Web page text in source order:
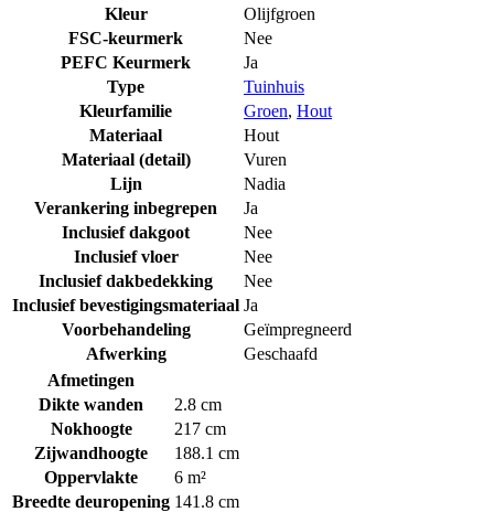
Kleur
Olijfgroen
FSC-keurmerk
Nee
PEFC Keurmerk
Ja
Type
Tuinhuis
Kleurfamilie
Groen, Hout
Materiaal
Hout
Materiaal (detail)
Vuren
Lijn
Nadia
Verankering inbegrepen
Ja
Inclusief dakgoot
Nee
Inclusief vloer
Nee
Inclusief dakbedekking
Nee
Inclusief bevestigingsmateriaal Ja
Voorbehandeling
Geïmpregneerd
Afwerking
Geschaafd
Afmetingen
Dikte wanden
2.8 cm
Nokhoogte
217 cm
Zijwandhoogte
188.1 cm
Oppervlakte
6 m²
Breedte deuropening 141.8 cm